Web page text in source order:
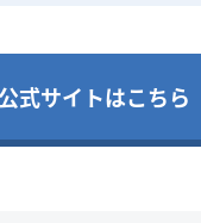
公式サイトはこちら